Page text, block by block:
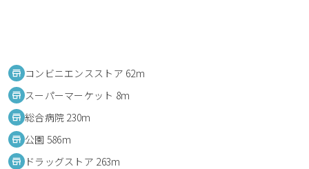
コンビニエンスストア 62m
スーパーマーケット 8m
総合病院 230m
公園 586m
ドラッグストア 263m